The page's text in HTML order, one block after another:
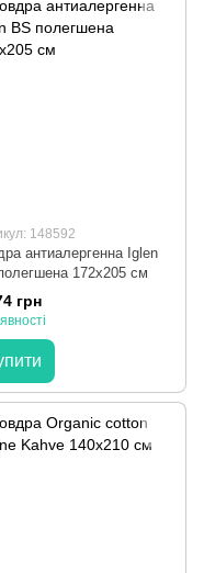
148592
антиалергенна Iglen
172x205 см
грн